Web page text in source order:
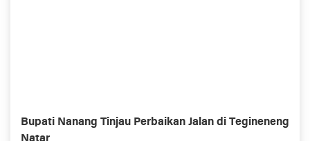
Bupati Nanang Tinjau Perbaikan Jalan di Tegineneng